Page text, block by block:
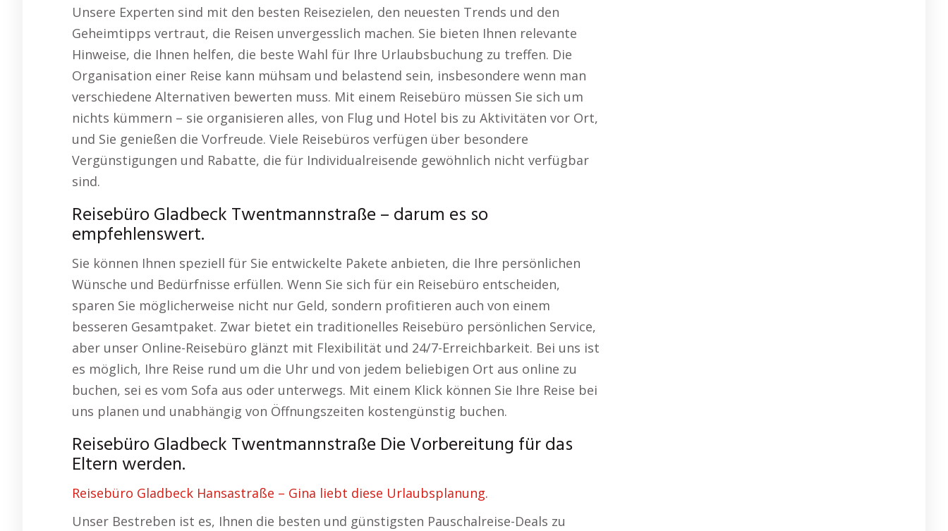
Unsere Experten sind mit den besten Reisezielen, den neuesten Trends und den
Geheimtipps vertraut, die Reisen unvergesslich machen. Sie bieten Ihnen relevante
Hinweise, die Ihnen helfen, die beste Wahl für Ihre Urlaubsbuchung zu treffen. Die
Organisation einer Reise kann mühsam und belastend sein, insbesondere wenn man
verschiedene Alternativen bewerten muss. Mit einem Reisebüro müssen Sie sich um
nichts kümmern – sie organisieren alles, von Flug und Hotel bis zu Aktivitäten vor Ort,
und Sie genießen die Vorfreude. Viele Reisebüros verfügen über besondere
Vergünstigungen und Rabatte, die für Individualreisende gewöhnlich nicht verfügbar
sind.
Reisebüro Gladbeck Twentmannstraße – darum es so
empfehlenswert.
Sie können Ihnen speziell für Sie entwickelte Pakete anbieten, die Ihre persönlichen
Wünsche und Bedürfnisse erfüllen. Wenn Sie sich für ein Reisebüro entscheiden,
sparen Sie möglicherweise nicht nur Geld, sondern profitieren auch von einem
besseren Gesamtpaket. Zwar bietet ein traditionelles Reisebüro persönlichen Service,
aber unser Online-Reisebüro glänzt mit Flexibilität und 24/7-Erreichbarkeit. Bei uns ist
es möglich, Ihre Reise rund um die Uhr und von jedem beliebigen Ort aus online zu
buchen, sei es vom Sofa aus oder unterwegs. Mit einem Klick können Sie Ihre Reise bei
uns planen und unabhängig von Öffnungszeiten kostengünstig buchen.
Reisebüro Gladbeck Twentmannstraße Die Vorbereitung für das
Eltern werden.
Reisebüro Gladbeck Hansastraße – Gina liebt diese Urlaubsplanung.
Unser Bestreben ist es, Ihnen die besten und günstigsten Pauschalreise-Deals zu